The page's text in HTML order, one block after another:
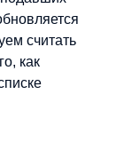
считать
как